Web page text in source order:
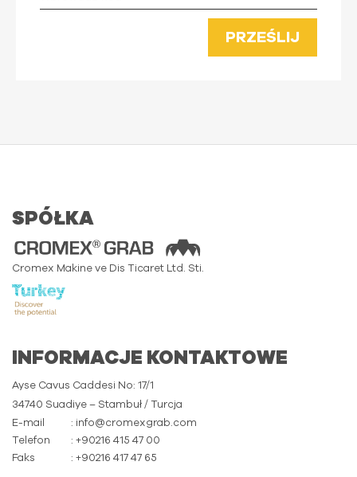
PRZEŚLIJ
SPÓŁKA
Cromex Makine ve Dis Ticaret Ltd. Sti.
INFORMACJE KONTAKTOWE
Ayse Cavus Caddesi No: 17/1
34740 Suadiye – Stambuł / Turcja
E-mail
: info@cromexgrab.com
Telefon
: +90216 415 47 00
Faks
: +90216 417 47 65